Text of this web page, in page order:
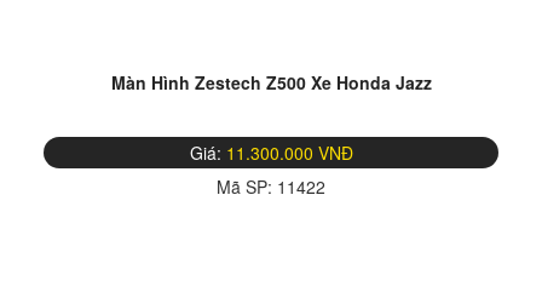
Màn Hình Zestech Z500 Xe Honda Jazz
Giá: 11.300.000 VNĐ
Mã SP: 11422